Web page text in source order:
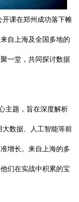
开课在郑州成功落下帷
自上海及全国多地的
一堂，共同探讨数据
主题，旨在深度解析
大数据、人工智能等前
增长。来自上海的多
们在实战中积累的宝